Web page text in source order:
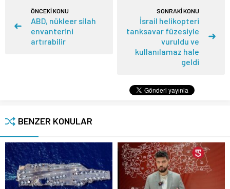
ÖNCEKİ KONU
ABD, nükleer silah
envanterini
artırabilir
SONRAKİ KONU
İsrail helikopteri
tanksavar füzesiyle
vuruldu ve
kullanılamaz hale
geldi
BENZER KONULAR